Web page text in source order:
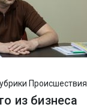
Происшествия
из бизнеса